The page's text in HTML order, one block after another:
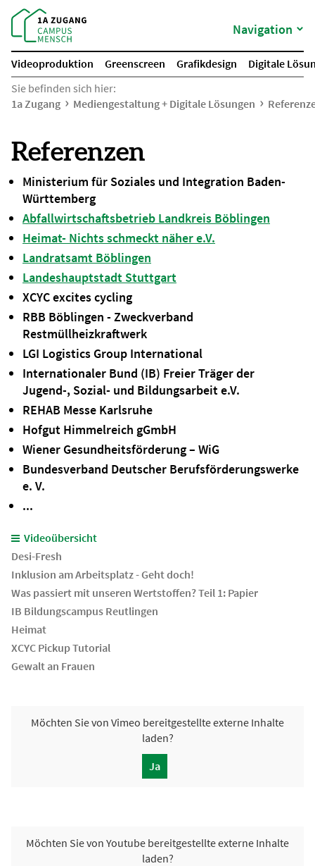
Navigation
Videoproduktion Greenscreen Grafikdesign
Digitale
Sie befinden sich hier:
1a Zugang
Mediengestaltung + Digitale Lösungen
Referenzen
Ministerium für Soziales und Integration Baden-
Württemberg
Abfallwirtschaftsbetrieb Landkreis Böblingen
Heimat- Nichts schmeckt näher e.V.
Landratsamt Böblingen
Landeshauptstadt Stuttgart
XCYC excites cycling
RBB Böblingen - Zweckverband
Restmüllheizkraftwerk
LGI Logistics Group International
Internationaler Bund (IB) Freier Träger der
Jugend-, Sozial- und Bildungsarbeit e.V.
REHAB Messe Karlsruhe
Hofgut Himmelreich gGmbH
Wiener Gesundheitsförderung – WiG
Bundesverband Deutscher Berufsförderungswerke
e. V.
...
Videoübersicht
Desi-Fresh
Inklusion am Arbeitsplatz - Geht doch!
Was passiert mit unseren Wertstoffen? Teil 1: Papier
IB Bildungscampus Reutlingen
Heimat
XCYC Pickup Tutorial
Gewalt an Frauen
Möchten Sie von Vimeo bereitgestellte externe Inhalte
laden?
Ja
Möchten Sie von Youtube bereitgestellte externe Inhalte
laden?